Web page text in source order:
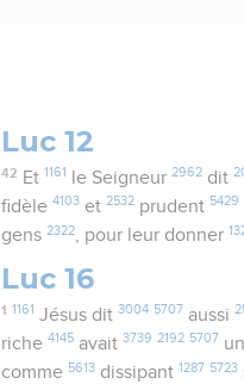
Luc 12
42 Et 1161 le Seigneur 2962dit
fidèle4103 et2532 prudent 5429
gens2322, pour leur donner
Luc 16
1 1161 Jésus dit 3004 5707 aussi
riche4145 avait3739 2192 5707
comme 5613 dissipant 1287 5723